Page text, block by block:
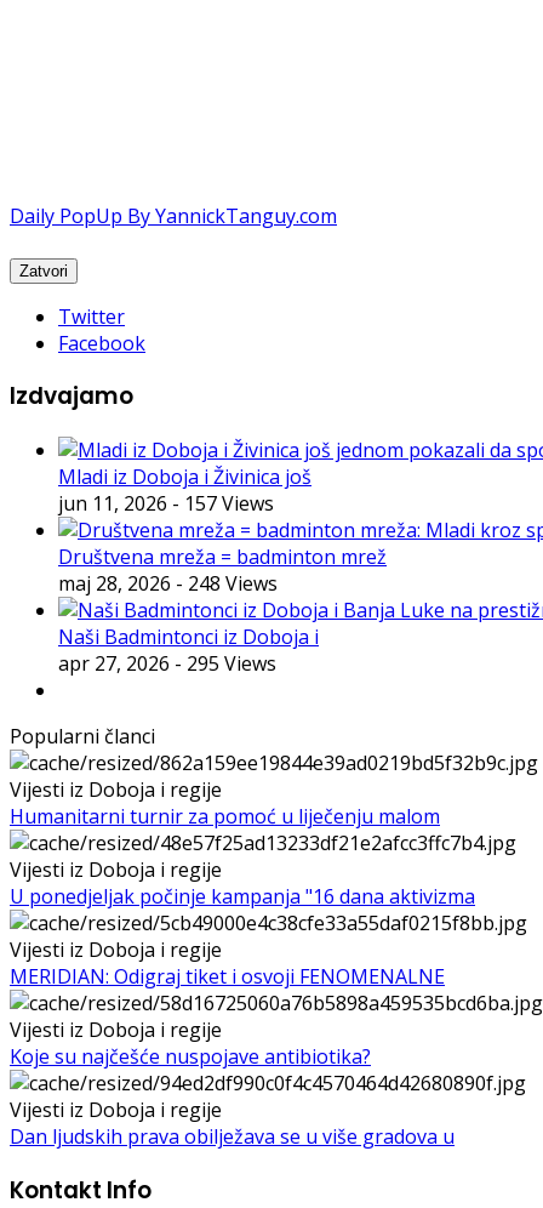
Daily PopUp By YannickTanguy.com
Twitter
Facebook
Izdvajamo
Mladi iz Doboja i Živinica još
jun 11, 2026 - 157 Views
Društvena mreža = badminton mrež
maj 28, 2026 - 248 Views
Naši Badmintonci iz Doboja i
apr 27, 2026 - 295 Views
Popularni članci
Vijesti iz Doboja i regije
Humanitarni turnir za pomoć u liječenju malom
Vijesti iz Doboja i regije
U ponedjeljak počinje kampanja "16 dana aktivizma
Vijesti iz Doboja i regije
MERIDIAN: Odigraj tiket i osvoji FENOMENALNE
Vijesti iz Doboja i regije
Koje su najčešće nuspojave antibiotika?
Vijesti iz Doboja i regije
Dan ljudskih prava obilježava se u više gradova u
Kontakt Info